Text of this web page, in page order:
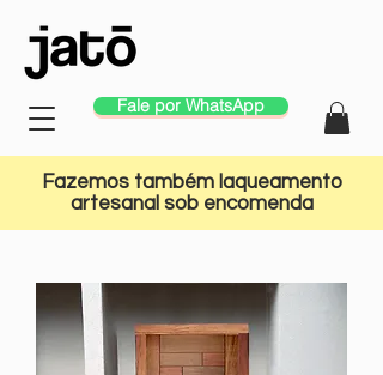
Fale por WhatsApp
Fazemos também laqueamento
artesanal sob encomenda